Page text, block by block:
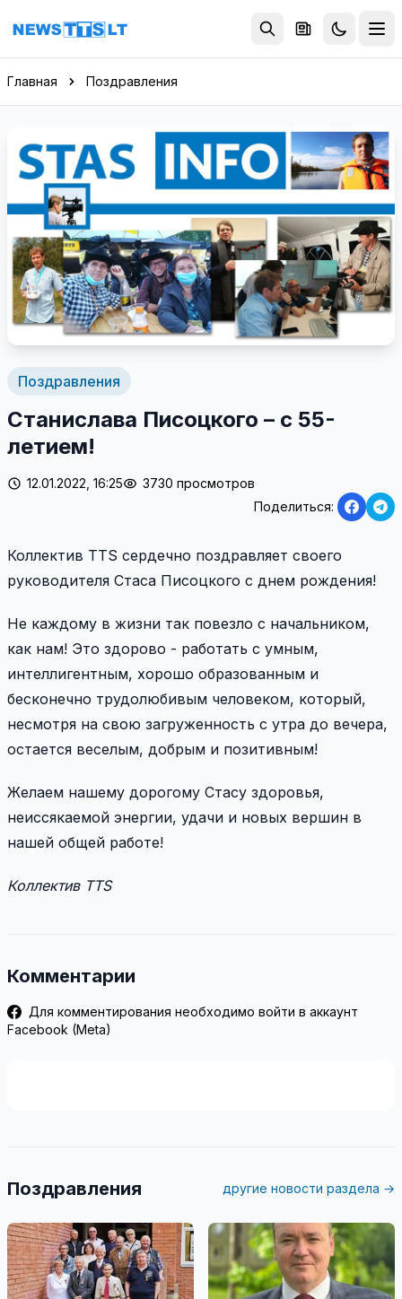
Перейти к содержимому
Главная Поздравления
Поздравления
Станислава Писоцкого – с 55-
летием!
12.01.2022, 16:25
3730 просмотров
Поделиться:
Коллектив TTS сердечно поздравляет своего
руководителя Стаса Писоцкого с днем рождения!
Не каждому в жизни так повезло с начальником,
как нам! Это здорово - работать с умным,
интеллигентным, хорошо образованным и
бесконечно трудолюбивым человеком, который,
несмотря на свою загруженность с утра до вечера,
остается веселым, добрым и позитивным!
Желаем нашему дорогому Стасу здоровья,
неиссякаемой энергии, удачи и новых вершин в
нашей общей работе!
Коллектив TTS
Комментарии
Для комментирования необходимо войти в аккаунт
Facebook (Meta)
Поздравления другие новости раздела →